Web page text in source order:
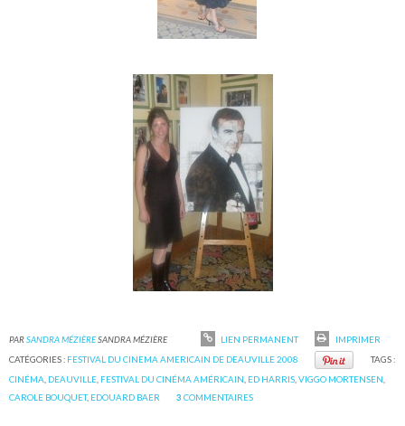
PARSANDRA MÉZIÈRESANDRA MÉZIÈRE LIEN PERMANENT
IMPRIMER
CATÉGORIES : FESTIVAL DU CINEMA AMERICAIN DE DEAUVILLE 2008
TAGS :
CINÉMA DEAUVILLE FESTIVAL DU CINÉMA AMÉRICAIN ED HARRIS ,VIGGO MORTENSEN
CAROLE BOUQUET, EDOUARD BAER 3 COMMENTAIRES